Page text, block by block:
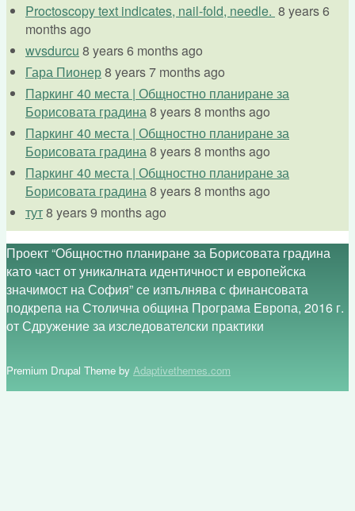
Proctoscopy text indicates, nail-fold, needle. 8 years 6
months ago
wvsdurcu 8 years 6 months ago
Гара Пионер8 years 7 months ago
Паркинг 40 места | Общностно планиране за
Борисовата градина8 years 8 months ago
Паркинг 40 места | Общностно планиране за
Борисовата градина8 years 8 months ago
Паркинг 40 места | Общностно планиране за
Борисовата градина8 years 8 months ago
тут8 years 9 months ago
Проект “Общностно планиране за Борисовата градина
като част от уникалната идентичност и европейска
значимост на София” се изпълнява с финансовата
подкрепа на Столична община Програма Европа, 2016 г.
от Сдружение за изследователски практики
Premium Drupal Theme by Adaptivethemes.com